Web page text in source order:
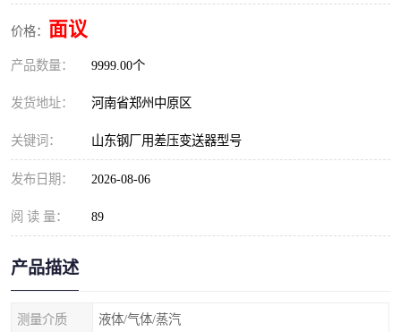
价格： 面议
产品数量： 9999.00个
发货地址： 河南省郑州中原区
关键词： 山东钢厂用差压变送器型号
发布日期： 2026-08-06
阅 读 量： 89
产品描述
测量介质 液体/气体/蒸汽